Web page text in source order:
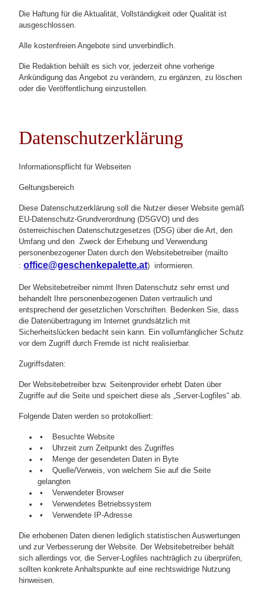
Die Haftung für die Aktualität, Vollständigkeit oder Qualität ist
ausgeschlossen.
Alle kostenfreien Angebote sind unverbindlich.
Die Redaktion behält es sich vor, jederzeit ohne vorherige
Ankündigung das Angebot zu verändern, zu ergänzen, zu löschen
oder die Veröffentlichung einzustellen.
Datenschutzerklärung
Informationspflicht für Webseiten
Geltungsbereich
Diese Datenschutzerklärung soll die Nutzer dieser Website gemäß
EU-Datenschutz-Grundverordnung (DSGVO) und des
österreichischen Datenschutzgesetzes (DSG) über die Art, den
Umfang und den Zweck der Erhebung und Verwendung
personenbezogener Daten durch den Websitebetreiber (mailto
: office@geschenkepalette.at) informieren.
Der Websitebetreiber nimmt Ihren Datenschutz sehr ernst und
behandelt Ihre personenbezogenen Daten vertraulich und
entsprechend der gesetzlichen Vorschriften. Bedenken Sie, dass
die Datenübertragung im Internet grundsätzlich mit
Sicherheitslücken bedacht sein kann. Ein vollumfänglicher Schutz
vor dem Zugriff durch Fremde ist nicht realisierbar.
Zugriffsdaten:
Der Websitebetreiber bzw. Seitenprovider erhebt Daten über
Zugriffe auf die Seite und speichert diese als „Server-Logfiles“ ab.
Folgende Daten werden so protokolliert:
• Besuchte Website
• Uhrzeit zum Zeitpunkt des Zugriffes
• Menge der gesendeten Daten in Byte
• Quelle/Verweis, von welchem Sie auf die Seite
gelangten
• Verwendeter Browser
• Verwendetes Betriebssystem
• Verwendete IP-Adresse
Die erhobenen Daten dienen lediglich statistischen Auswertungen
und zur Verbesserung der Website. Der Websitebetreiber behält
sich allerdings vor, die Server-Logfiles nachträglich zu überprüfen,
sollten konkrete Anhaltspunkte auf eine rechtswidrige Nutzung
hinweisen.